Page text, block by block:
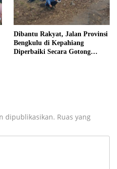
Dibantu Rakyat, Jalan Provinsi
Bengkulu di Kepahiang
Diperbaiki Secara Gotong
dipublikasikan. Ruas yang